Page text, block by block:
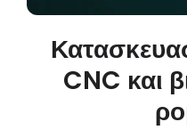
CNC και